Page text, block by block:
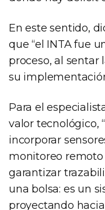
En este sentido,
que “el INTA fue
proceso, al sentar
su
Para el
valor tecnológico,
incorporar
monitoreo
garantizar
una bolsa: es un
proyectando